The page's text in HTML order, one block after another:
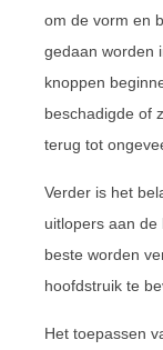
om de vorm en
gedaan worden
knoppen
beschadigde of
terug tot
Verder is het
uitlopers aan
beste worden
hoofdstruik te
Het toepassen